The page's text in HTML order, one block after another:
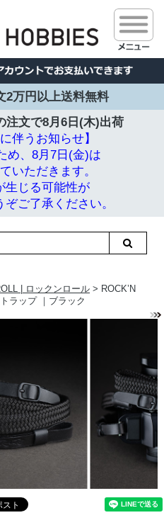
2万円以上送料無料
注文で8月6日(木)出荷
伴うお知らせ】
め、8月7日(金)は
いただきます。
生じる可能性が
ご了承ください。
| ロックンロール > ROCK’N
ラップ ｜ブラック